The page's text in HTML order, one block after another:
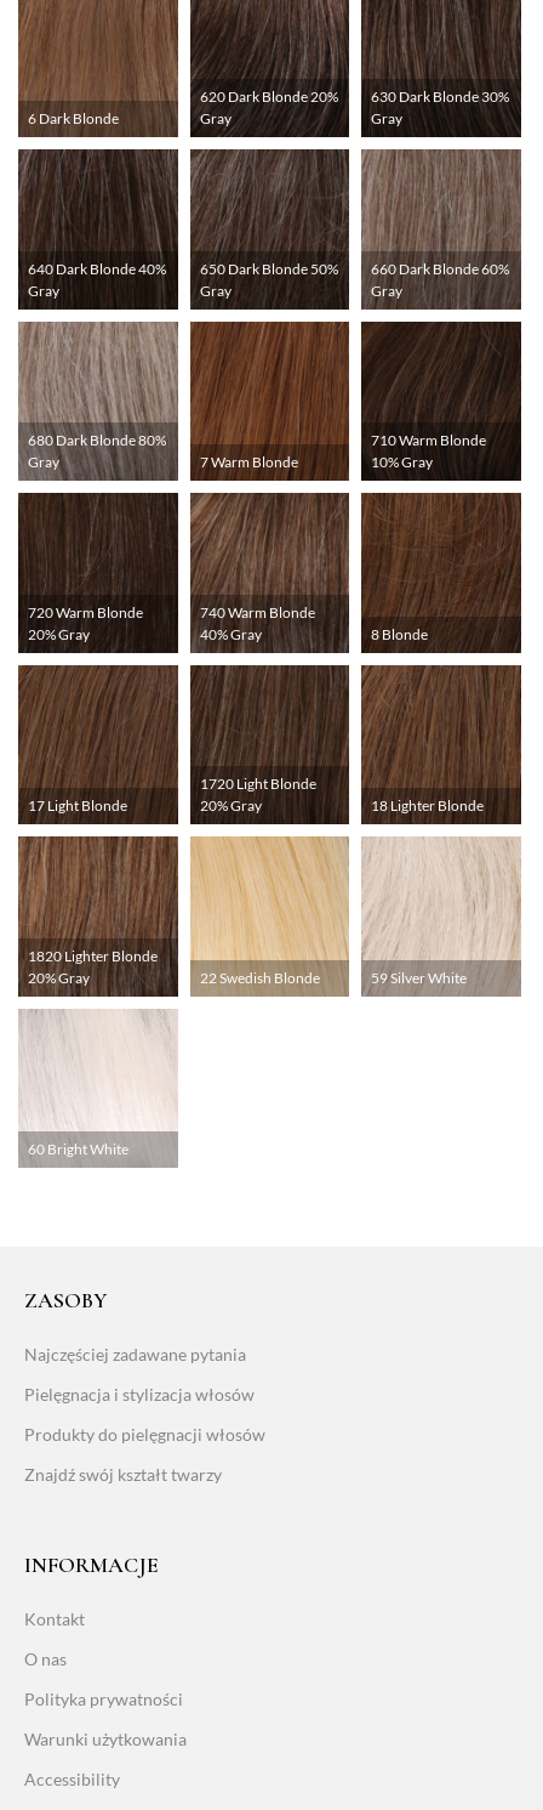
6 Dark Blonde
620 Dark Blonde 20%
Gray
630 Dark Blonde 30%
Gray
640 Dark Blonde 40%
Gray
650 Dark Blonde 50%
Gray
660 Dark Blonde 60%
Gray
680 Dark Blonde 80%
Gray
7 Warm Blonde
710 Warm Blonde
10% Gray
720 Warm Blonde
20% Gray
740 Warm Blonde
40% Gray
8 Blonde
17 Light Blonde
1720 Light Blonde
20% Gray
18 Lighter Blonde
1820 Lighter Blonde
20% Gray
22 Swedish Blonde 59 Silver White
60 Bright White
ZASOBY
Najczęściej zadawane pytania
Pielęgnacja i stylizacja włosów
Produkty do pielęgnacji włosów
Znajdź swój kształt twarzy
INFORMACJE
Kontakt
O nas
Polityka prywatności
Warunki użytkowania
Accessibility